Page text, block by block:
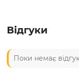
Відгуки
Поки немає